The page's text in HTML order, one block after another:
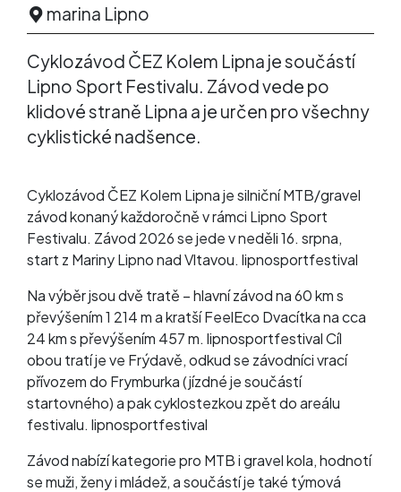
marina Lipno
Cyklozávod ČEZ Kolem Lipna je součástí
Lipno Sport Festivalu. Závod vede po
klidové straně Lipna a je určen pro všechny
cyklistické nadšence.
Cyklozávod ČEZ Kolem Lipna je silniční MTB/gravel
závod konaný každoročně v rámci Lipno Sport
Festivalu. Závod 2026 se jede v neděli 16. srpna,
start z Mariny Lipno nad Vltavou. lipnosportfestival
Na výběr jsou dvě tratě – hlavní závod na 60 km s
převýšením 1 214 m a kratší FeelEco Dvacítka na cca
24 km s převýšením 457 m. lipnosportfestival Cíl
obou tratí je ve Frýdavě, odkud se závodníci vrací
přívozem do Frymburka (jízdné je součástí
startovného) a pak cyklostezkou zpět do areálu
festivalu. lipnosportfestival
Závod nabízí kategorie pro MTB i gravel kola, hodnotí
se muži, ženy i mládež, a součástí je také týmová